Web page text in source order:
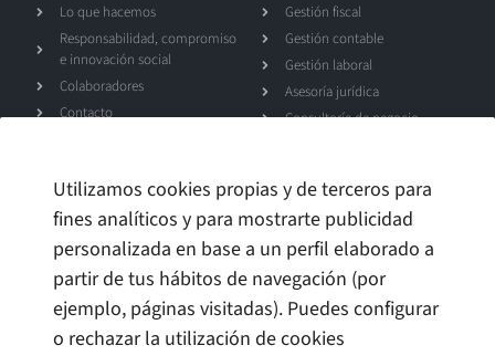
Utilizamos cookies propias y de terceros para
fines analíticos y para mostrarte publicidad
personalizada en base a un perfil elaborado a
partir de tus hábitos de navegación (por
ejemplo, páginas visitadas). Puedes configurar
o rechazar la utilización de cookies
Lo que hacemos
Responsabilidad, compromiso
e innovación social
Colaboradores
Contacto
Gestión fiscal
Gestión contable
Gestión laboral
Asesoría jurídica
Consultoría de negocio
Talento
Trabaja con nosotros